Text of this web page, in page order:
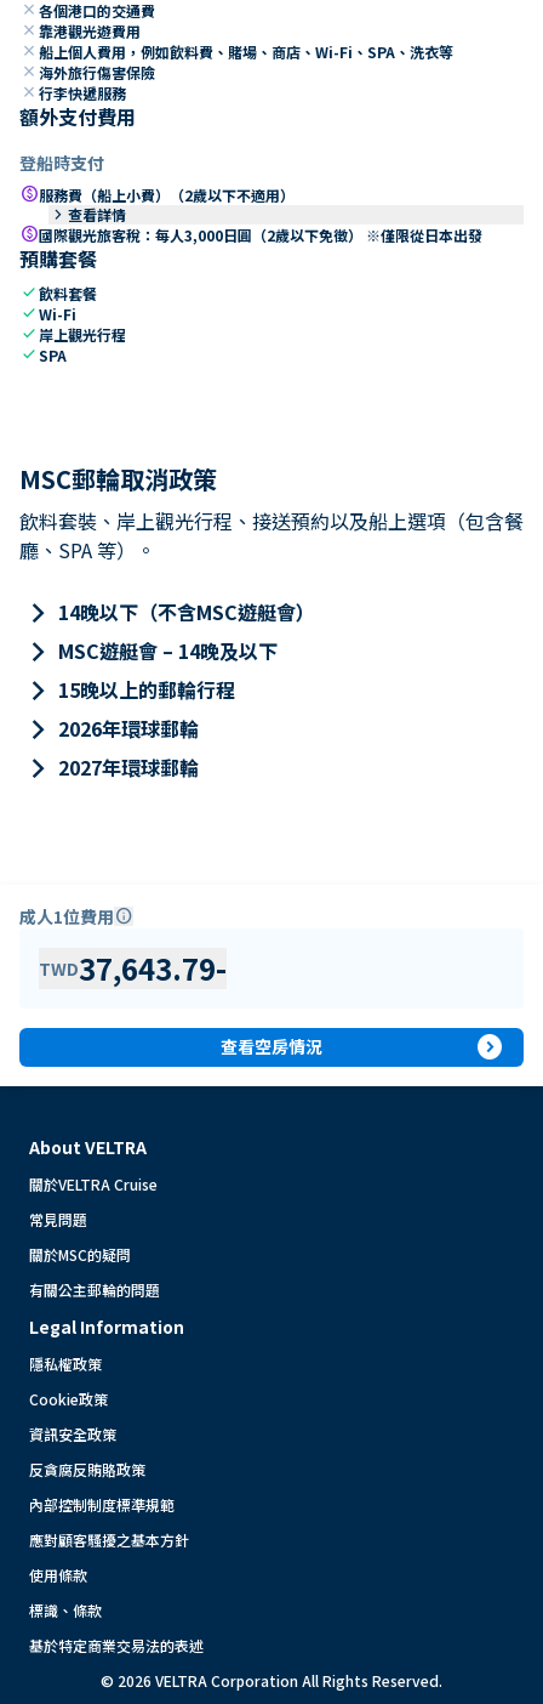
close 各個港口的交通費
close 靠港觀光遊費用
close 船上個人費用，例如飲料費、賭場、商店、Wi-Fi、SPA、洗衣等
close 海外旅行傷害保險
close 行李快遞服務
額外支付費用
登船時支付
paid服務費（船上小費）（2歲以下不適用）
keyboard_arrow_right 查看詳情
paid國際觀光旅客稅：每人3,000日圓（2歲以下免徵） ※僅限從日本出發
預購套餐
check飲料套餐
checkWi-Fi
check 岸上觀光行程
checkSPA
MSC郵輪取消政策
飲料套裝、岸上觀光行程、接送預約以及船上選項（包含餐
廳、SPA 等）。
keyboard_arrow_right 14晚以下（不含MSC遊艇會）
keyboard_arrow_right MSC遊艇會 – 14晚及以下
keyboard_arrow_right 15晚以上的郵輪行程
keyboard_arrow_right 2026年環球郵輪
keyboard_arrow_right 2027年環球郵輪
成人1位費用info
TWD37,643.79-
查看空房情況 expand_circle_right
About VELTRA
關於VELTRA Cruise
常見問題
關於MSC的疑問
有關公主郵輪的問題
Legal Information
隱私權政策
Cookie政策
資訊安全政策
反貪腐反賄賂政策
內部控制制度標準規範
應對顧客騷擾之基本方針
使用條款
標識、條款
基於特定商業交易法的表述
© 2026 VELTRA Corporation All Rights Reserved.